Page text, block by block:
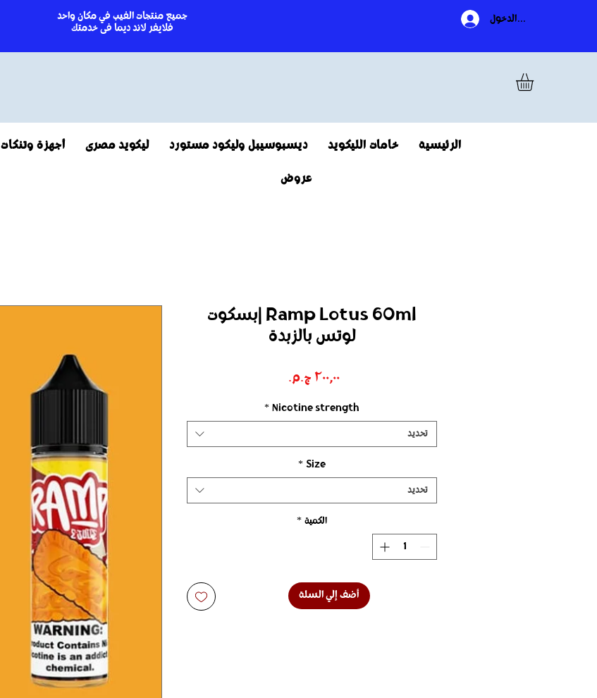
جميع منتجات الفيب في مكان واحد
فلايفر لاند ديما فى خدمتك
تسجيل الدخول
الرئيسية خامات الليكويد ديسبوسيبل وليكود مستورد ليكويد مصرى أجهزة وتنكات
عروض
Ramp Lotus 60ml |بسكوت
لوتس بالزبدة
‏٢٠٠٫٠٠ ج.م.‏
Nicotine strength
*
تحديد
Size
*
تحديد
الكمية *
أضف إلي السلة